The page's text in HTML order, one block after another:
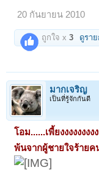
20 กันยายน 2010
ถูกใจ x3 ดูรา
มากเจริญ
เป็นที่รู้จักกันดี
โอม......เพี้ยงงงงงง
พ้นจากผู้ชายใจร้ายคน